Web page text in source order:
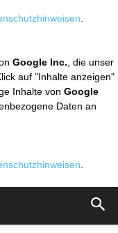
Google Inc. , die unser
auf "Inhalte anzeigen"
Inhalte von Google
Daten an